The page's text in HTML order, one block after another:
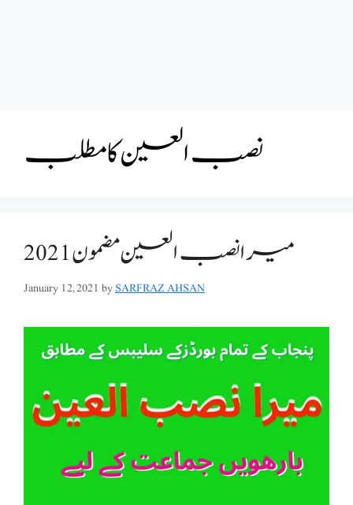
نصب العین کا مطلب
میرا نصب العین مضمون 2021
January 12, 2021 bySARFRAZ AHSAN